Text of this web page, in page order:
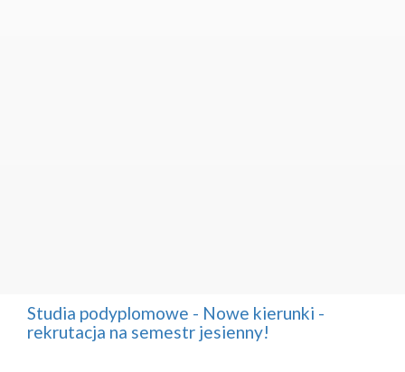
Studia podyplomowe - Nowe kierunki -
rekrutacja na semestr jesienny!